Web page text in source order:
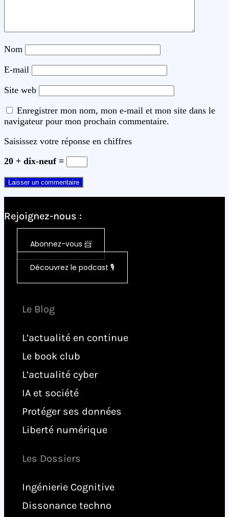
Nom
E-mail
Site web
Enregistrer mon nom, mon e-mail et mon site dans le
navigateur pour mon prochain commentaire.
Saisissez votre réponse en chiffres
20 + dix-neuf =
Rejoignez-nous :
Abonnez-vous 📨
Découvrez le podcast 🎙️
Le Blog
L’actualité en continue
Le book club
L’actualité cyber
IA et société
Protéger ses données
Liberté numérique
Les Dossiers
Ingénierie Cognitive
Dissonance techno